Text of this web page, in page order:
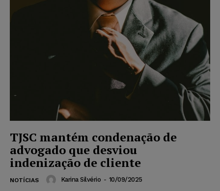
TJSC mantém condenação de
advogado que desviou
indenização de cliente
NOTÍCIAS Karina Silvério - 10/09/2025